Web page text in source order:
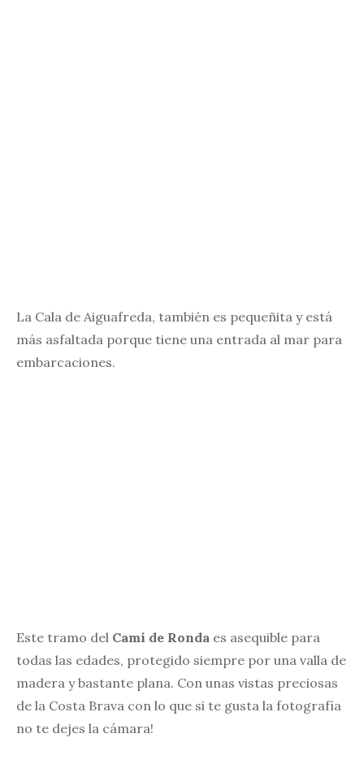
La Cala de Aiguafreda, también es pequeñita y está
más asfaltada porque tiene una entrada al mar para
embarcaciones.
Este tramo del Camí de Ronda es asequible para
todas las edades, protegido siempre por una valla de
madera y bastante plana. Con unas vistas preciosas
de la Costa Brava con lo que si te gusta la fotografía
no te dejes la cámara!